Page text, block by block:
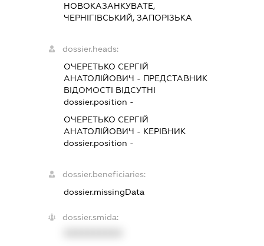
НОВОКАЗАНКУВАТЕ,
ЧЕРНІГІВСЬКИЙ, ЗАПОРІЗЬКА
dossier.heads:
ОЧЕРЕТЬКО СЕРГІЙ
АНАТОЛІЙОВИЧ - ПРЕДСТАВНИК
ВІДОМОСТІ ВІДСУТНІ
dossier.position -
ОЧЕРЕТЬКО СЕРГІЙ
АНАТОЛІЙОВИЧ - КЕРІВНИК
dossier.position -
dossier.beneficiaries:
dossier.missingData
dossier.smida: